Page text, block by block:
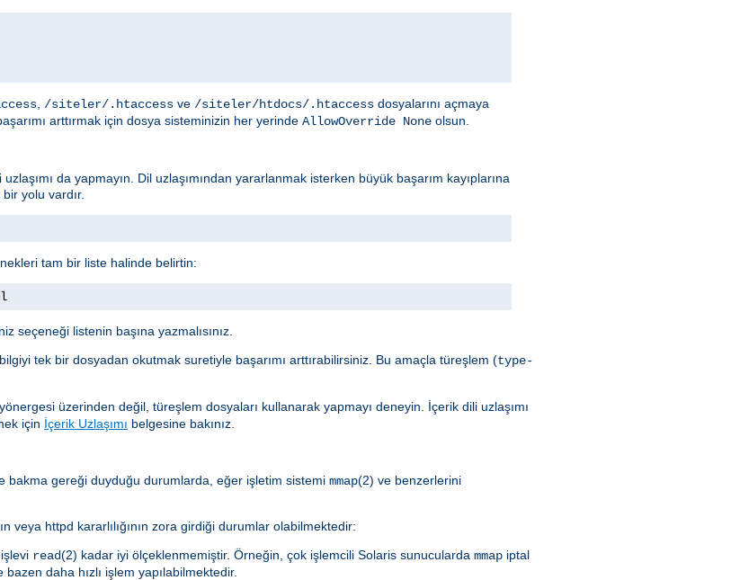
/siteler/.htaccess ve /siteler/htdocs/.htaccess dosyalarını açmaya
arttırmak için dosya sisteminizin her yerinde AllowOverride None olsun.
da yapmayın. Dil uzlaşımından yararlanmak isterken büyük başarım kayıplarına
yolu vardır.
tam bir liste halinde belirtin:
seçeneği listenin başına yazmalısınız.
tek bir dosyadan okutmak suretiyle başarımı arttırabilirsiniz. Bu amaçla türeşlem (type-
yönergesi üzerinden değil, türeşlem dosyaları kullanarak yapmayı deneyin. İçerik dili uzlaşımı
için İçerik Uzlaşımı belgesine bakınız.
bakma gereği duyduğu durumlarda, eğer işletim sistemi mmap(2) ve benzerlerini
veya httpd kararlılığının zora girdiği durumlar olabilmektedir:
işlevi read(2) kadar iyi ölçeklenmemiştir. Örneğin, çok işlemcili Solaris sunucularda mmap iptal
daha hızlı işlem yapılabilmektedir.